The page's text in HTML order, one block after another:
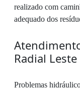
realizado com
adequado dos
Radial Leste
Problemas